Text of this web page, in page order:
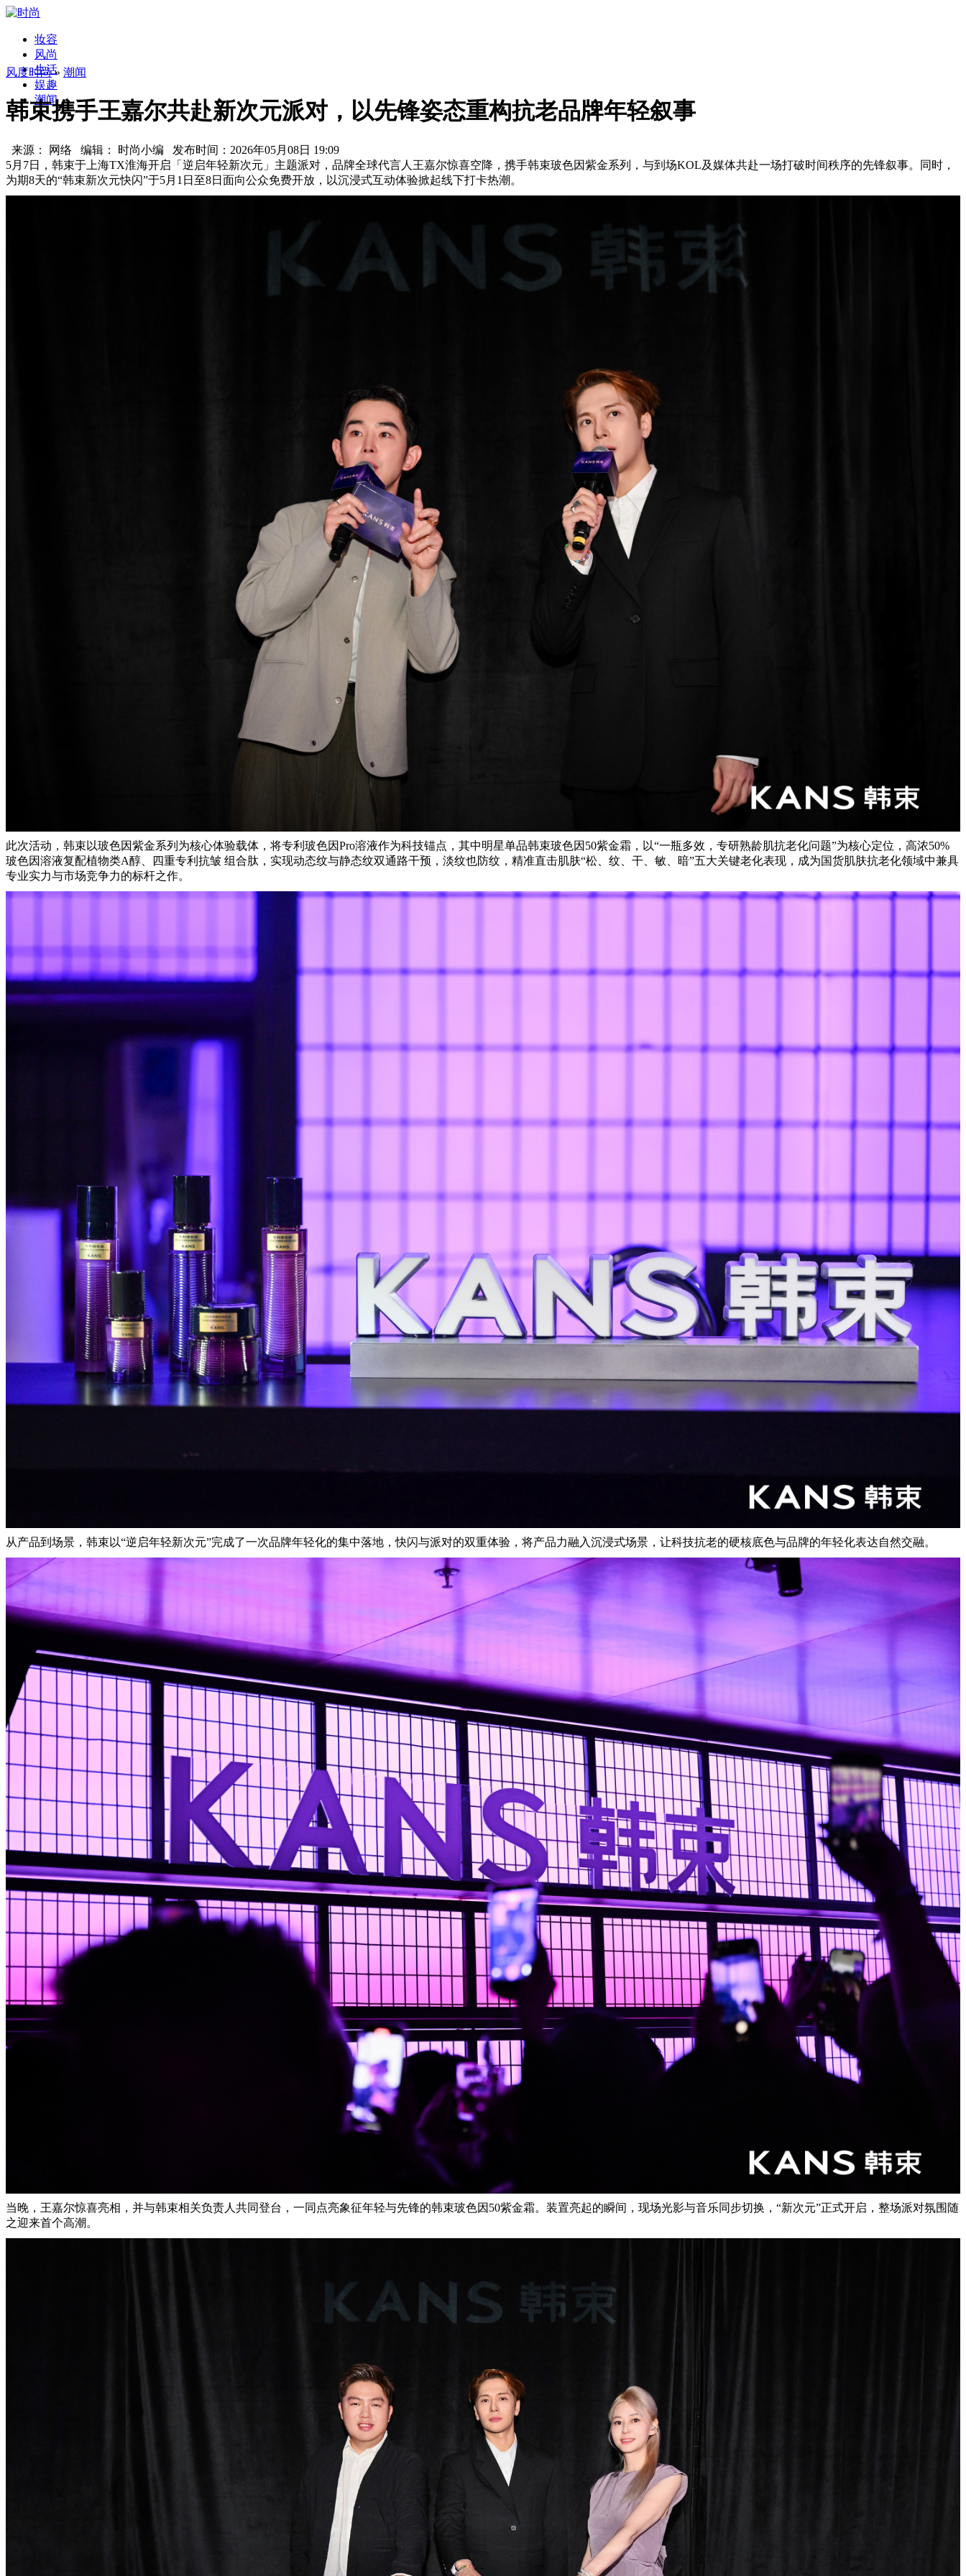
妆容
风尚
生活
娱趣
潮闻
风度时尚» 潮闻
韩束携手王嘉尔共赴新次元派对，以先锋姿态重构抗老品牌年轻叙事
来源： 网络 编辑： 时尚小编 发布时间：2026年05月08日 19:09
5月7日，韩束于上海TX淮海开启「逆启年轻新次元」主题派对，品牌全球代言人王嘉尔惊喜空降，携手韩束玻色因紫金系列，与到场KOL及媒体共赴一场打破时间秩序的先锋叙事。同时，
为期8天的“韩束新次元快闪”于5月1日至8日面向公众免费开放，以沉浸式互动体验掀起线下打卡热潮。
此次活动，韩束以玻色因紫金系列为核心体验载体，将专利玻色因Pro溶液作为科技锚点，其中明星单品韩束玻色因50紫金霜，以“一瓶多效，专研熟龄肌抗老化问题”为核心定位， 高浓50%
玻色因溶液复配植物类A醇、四重专利抗皱 组合肽，实现动态纹与静态纹双通路干预，淡纹也防纹 ，精准直击肌肤“松、纹、干、敏、暗”五大关键老化表现，成为国货肌肤抗老化领域中兼具
专业实力与市场竞争力的标杆之作。
从产品到场景，韩束以“逆启年轻新次元”完成了一次品牌年轻化的集中落地，快闪与派对的双重体验，将产品力融入沉浸式场景，让科技抗老的硬核底色与品牌的年轻化表达自然交融。
当晚，王嘉尔惊喜亮相，并与韩束相关负责人共同登台，一同点亮象征年轻与先锋的韩束玻色因 50紫金霜。装置亮起的瞬间，现场光影与音乐同步切换，“新次元”正式开启，整场派对氛围随
之迎来首个高潮。